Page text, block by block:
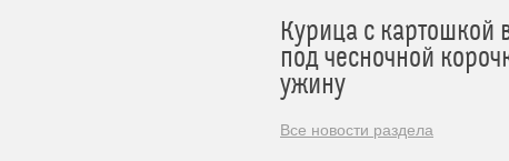
Курица с картошкой
под чесночной
ужину
Все новости раздела